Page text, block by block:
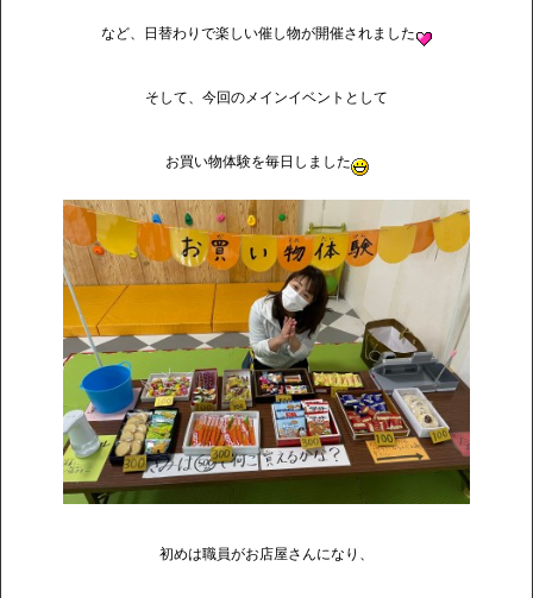
など、日替わりで楽しい催し物が開催されました
そして、今回のメインイベントとして
お買い物体験を毎日しました
初めは職員がお店屋さんになり、